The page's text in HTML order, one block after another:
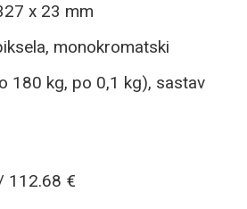
x 23 mm
monokromatski
180 kg, po 0,1 kg), sastav
112.68 €